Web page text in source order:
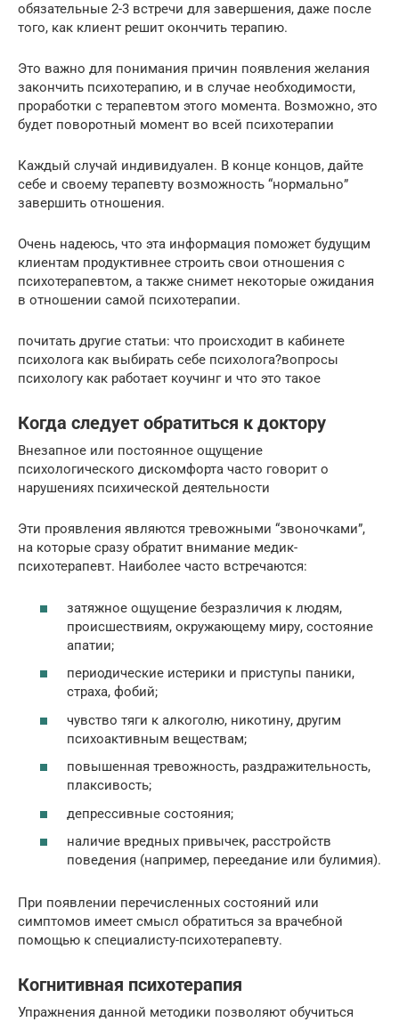
обязательные 2-3 встречи для завершения, даже после
того, как клиент решит окончить терапию.
Это важно для понимания причин появления желания
закончить психотерапию, и в случае необходимости,
проработки с терапевтом этого момента. Возможно, это
будет поворотный момент во всей психотерапии
Каждый случай индивидуален. В конце концов, дайте
себе и своему терапевту возможность “нормально”
завершить отношения.
Очень надеюсь, что эта информация поможет будущим
клиентам продуктивнее строить свои отношения с
психотерапевтом, а также снимет некоторые ожидания
в отношении самой психотерапии.
почитать другие статьи: что происходит в кабинете
психолога как выбирать себе психолога?вопросы
психологу как работает коучинг и что это такое
Когда следует обратиться к доктору
Внезапное или постоянное ощущение
психологического дискомфорта часто говорит о
нарушениях психической деятельности
Эти проявления являются тревожными “звоночками”,
на которые сразу обратит внимание медик-
психотерапевт. Наиболее часто встречаются:
затяжное ощущение безразличия к людям,
происшествиям, окружающему миру, состояние
апатии;
периодические истерики и приступы паники,
страха, фобий;
чувство тяги к алкоголю, никотину, другим
психоактивным веществам;
повышенная тревожность, раздражительность,
плаксивость;
депрессивные состояния;
наличие вредных привычек, расстройств
поведения (например, переедание или булимия).
При появлении перечисленных состояний или
симптомов имеет смысл обратиться за врачебной
помощью к специалисту-психотерапевту.
Когнитивная психотерапия
Упражнения данной методики позволяют обучиться